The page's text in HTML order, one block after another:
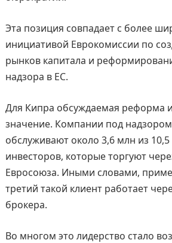
Эта позиция совпадает с более
инициативой Еврокомиссии по
рынков капитала и
надзора в ЕС.
Для Кипра обсуждаемая реформа
значение. Компании под надзором
обслуживают около 3,6 млн из
инвесторов, которые торгуют
Евросоюза. Иными словами,
третий такой клиент работает
брокера.
Во многом это лидерство стало